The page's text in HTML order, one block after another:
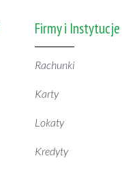
Firmy i Instytucje
Rachunki
Karty
Lokaty
Kredyty